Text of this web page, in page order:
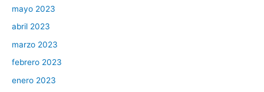
mayo 2023
abril 2023
marzo 2023
febrero 2023
enero 2023